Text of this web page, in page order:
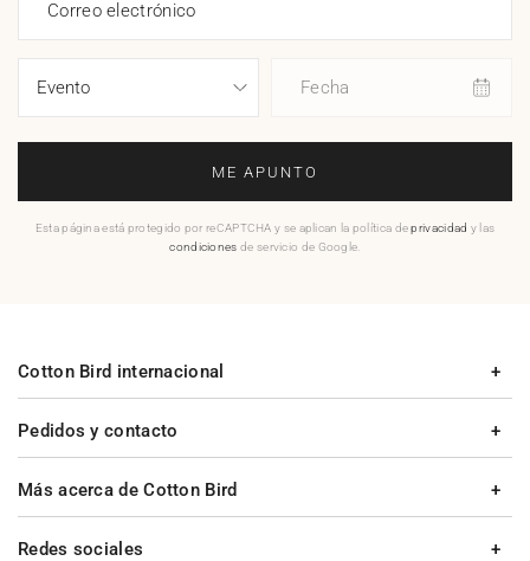
Correo electrónico
Fecha
ME APUNTO
Esta página está protegido por reCAPTCHA y se aplican la política deprivacidad y las
condiciones de servicio de Google.
Pedidos y contacto
Más acerca de Cotton Bird
Cotton Bird internacional
Redes sociales